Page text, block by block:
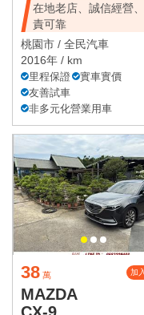
在地老店、誠信經營
責可靠
桃園市 / 全民汽車
2016年 / km
里程保證
實車實價
友善試車
非多元化營業用車
38 萬 加
MAZDA
CX-9